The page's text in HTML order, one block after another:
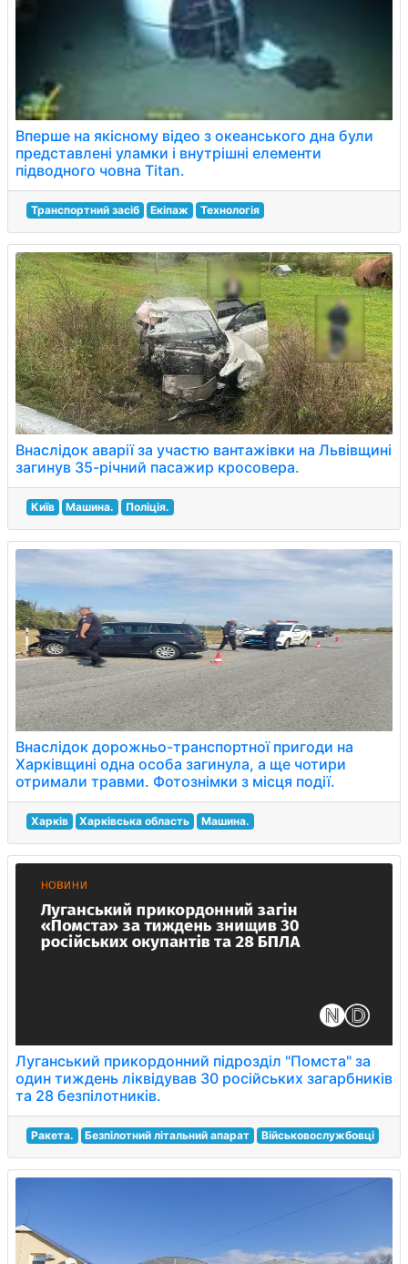
Вперше на якісному відео з океанського дна були
представлені уламки і внутрішні елементи
підводного човна Titan.
Транспортний засіб Екіпаж Технологія
Внаслідок аварії за участю вантажівки на Львівщині
загинув 35-річний пасажир кросовера.
Київ Машина. Поліція.
Внаслідок дорожньо-транспортної пригоди на
Харківщині одна особа загинула, а ще чотири
отримали травми. Фотознімки з місця події.
Харків Харківська область Машина.
Луганський прикордонний підрозділ "Помста" за
один тиждень ліквідував 30 російських загарбників
та 28 безпілотників.
Ракета. Безпілотний літальний апарат Військовослужбовці